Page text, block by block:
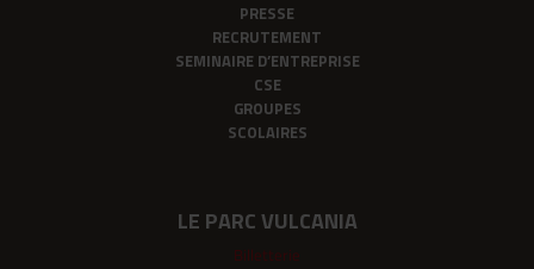
PRESSE
RECRUTEMENT
SEMINAIRE D’ENTREPRISE
CSE
GROUPES
SCOLAIRES
LE PARC VULCANIA
Billetterie